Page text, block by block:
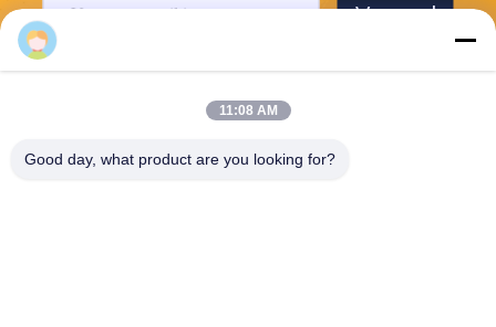
Verzend
11:08 AM
Good day, what product are you looking for?